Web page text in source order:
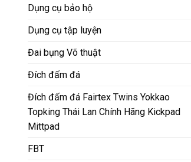
Dụng cụ bảo hộ
Dụng cụ tập luyện
Đai bụng Võ thuật
Đích đấm đá
Đích đấm đá Fairtex Twins Yokkao
Topking Thái Lan Chính Hãng Kickpad
Mittpad
FBT